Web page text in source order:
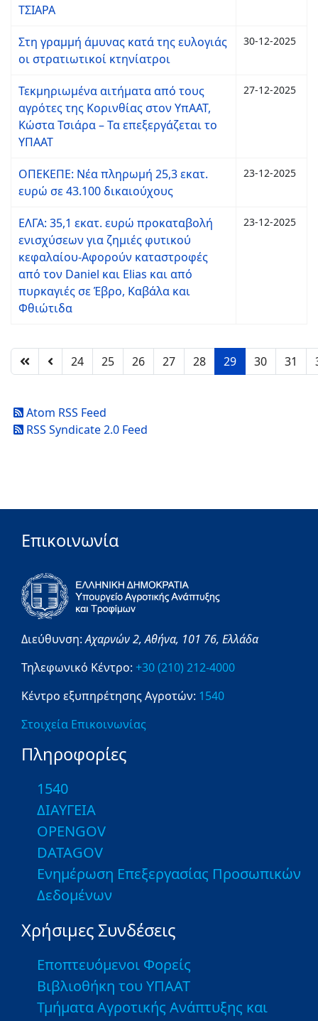
ΤΣΙΑΡΑ
Στη γραμμή άμυνας κατά της ευλογιάς
οι στρατιωτικοί κτηνίατροι
30-12-2025
Τεκμηριωμένα αιτήματα από τους
αγρότες της Κορινθίας στον ΥπΑΑΤ,
Κώστα Τσιάρα – Τα επεξεργάζεται το
ΥΠΑΑΤ
27-12-2025
ΟΠΕΚΕΠΕ: Νέα πληρωμή 25,3 εκατ.
ευρώ σε 43.100 δικαιούχους
23-12-2025
ΕΛΓΑ: 35,1 εκατ. ευρώ προκαταβολή
ενισχύσεων για ζημιές φυτικού
κεφαλαίου-Αφορούν καταστροφές
από τον Daniel και Elias και από
πυρκαγιές σε Έβρο, Καβάλα και
Φθιώτιδα
23-12-2025
24 25 26 27 28 29 30 31
Atom RSS Feed
RSS Syndicate 2.0 Feed
Επικοινωνία
Διεύθυνση:Αχαρνών 2,Αθήνα, 101 76, Ελλάδα
Τηλεφωνικό Κέντρο: +30 (210) 212-4000
Κέντρο εξυπηρέτησης Αγροτών: 1540
Στοιχεία Επικοινωνίας
Πληροφορίες
1540
ΔΙΑΥΓΕΙΑ
OPENGOV
DATAGOV
Ενημέρωση Επεξεργασίας Προσωπικών
Δεδομένων
Χρήσιμες Συνδέσεις
Εποπτευόμενοι Φορείς
Βιβλιοθήκη του ΥΠΑΑΤ
Τμήματα Αγροτικής Ανάπτυξης και